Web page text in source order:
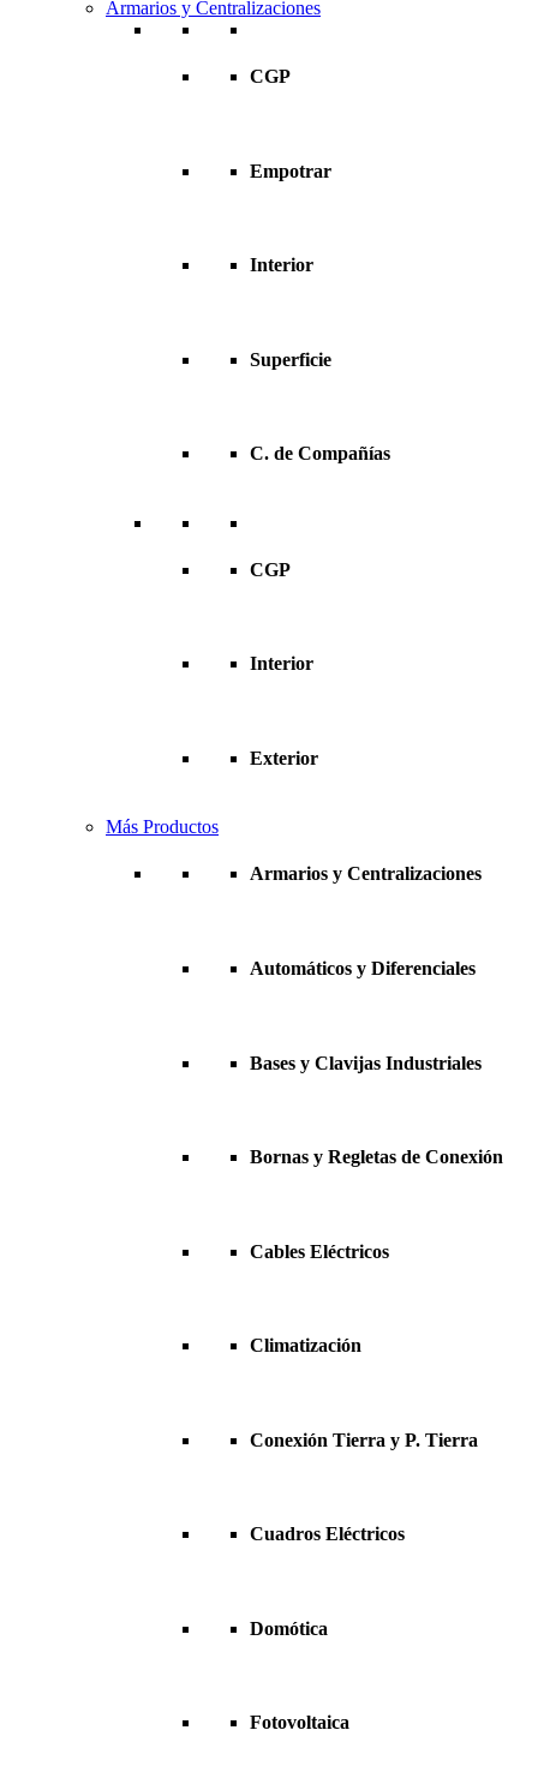
Armarios y Centralizaciones
CGP
Empotrar
Interior
Superficie
C. de Compañías
CGP
Interior
Exterior
Más Productos
Armarios y Centralizaciones
Automáticos y Diferenciales
Bases y Clavijas Industriales
Bornas y Regletas de Conexión
Cables Eléctricos
Climatización
Conexión Tierra y P. Tierra
Cuadros Eléctricos
Domótica
Fotovoltaica